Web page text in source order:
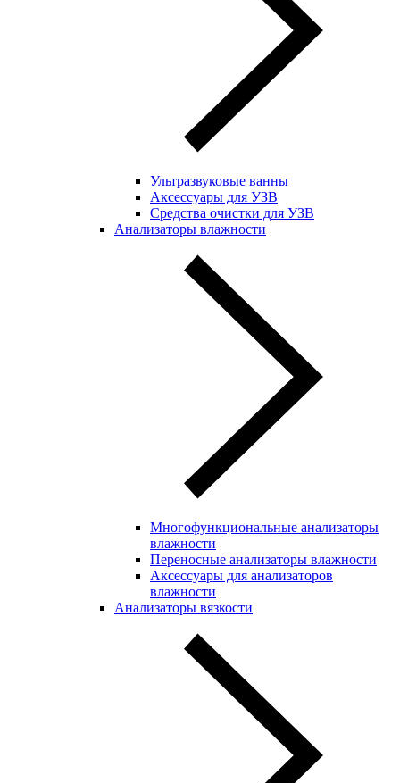
Ультразвуковые ванны
Аксессуары для УЗВ
Средства очистки для УЗВ
Анализаторы влажности
Многофункциональные анализаторы
влажности
Переносные анализаторы влажности
Аксессуары для анализаторов
влажности
Анализаторы вязкости